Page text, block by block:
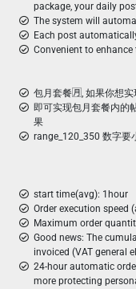
package, your daily
The system will
Each post
Convenient to
包月套餐🈷️, 如果你想
即可实现包月套餐内的
果
range_120_350 数字要
start time(avg): 1hour
Order execution speed
Maximum order
Good news: The
invoiced (VAT general
24-hour automatic
more protecting